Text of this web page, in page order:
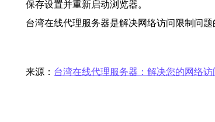
保存设置并重新启动浏览器。
台湾在线代理服务器是解决网络访问限制问
来源： 台湾在线代理服务器：解决您的网络访